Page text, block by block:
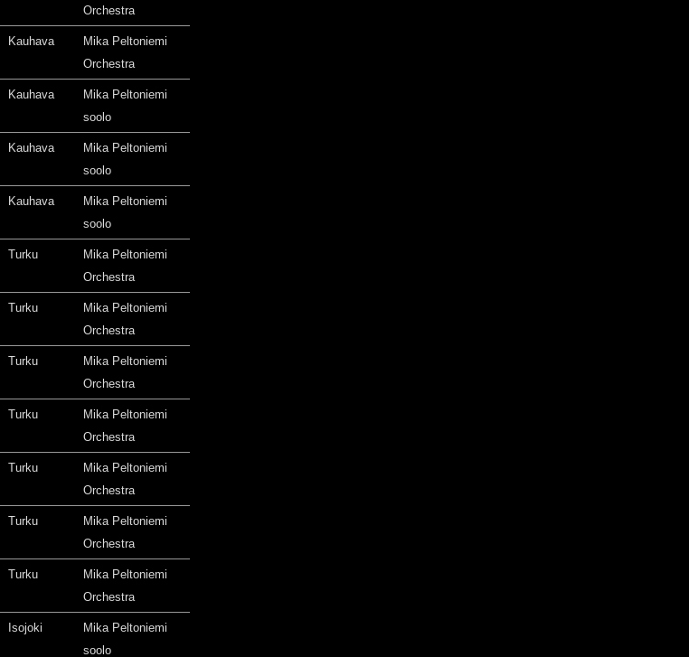
Orchestra
Kauhava
Mika Peltoniemi
Orchestra
Kauhava
Mika Peltoniemi
soolo
Kauhava
Mika Peltoniemi
soolo
Kauhava
Mika Peltoniemi
soolo
Turku
Mika Peltoniemi
Orchestra
Turku
Mika Peltoniemi
Orchestra
Turku
Mika Peltoniemi
Orchestra
Turku
Mika Peltoniemi
Orchestra
Turku
Mika Peltoniemi
Orchestra
Turku
Mika Peltoniemi
Orchestra
Turku
Mika Peltoniemi
Orchestra
Isojoki
Mika Peltoniemi
soolo